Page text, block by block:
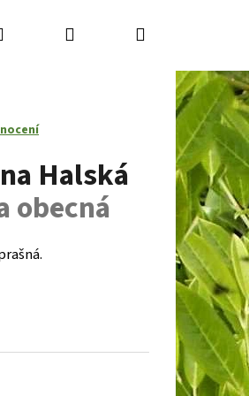
Jak nakupovat
Hledat PřihlášeníNákupní
košík
Halská
obecná